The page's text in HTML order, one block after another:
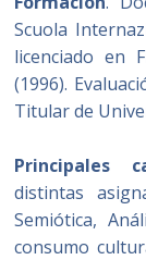
Scuola
licenciado en
(1996).
Titular de
Principales
distintas
Semiótica,
consumo